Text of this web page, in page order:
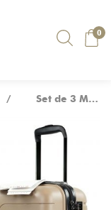
0
/ Set de 3 Maletas Trolley 100% Polipropileno, con Estructura Ultraligera en Aluminio y Grafeno Cuerpo Absorbe Impactos Deformable